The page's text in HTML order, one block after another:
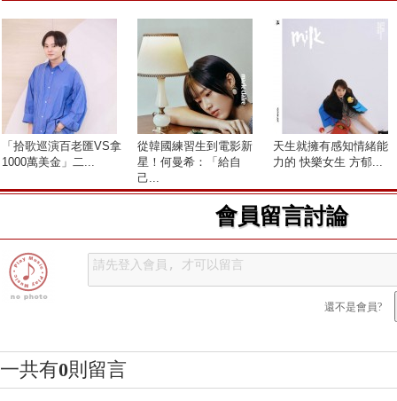
「拾歌巡演百老匯VS拿
1000萬美金」二...
從韓國練習生到電影新
星！何曼希：「給自
己...
天生就擁有感知情緒能
力的 快樂女生 方郁...
會員留言討論
還不是會員?
一共有0則留言